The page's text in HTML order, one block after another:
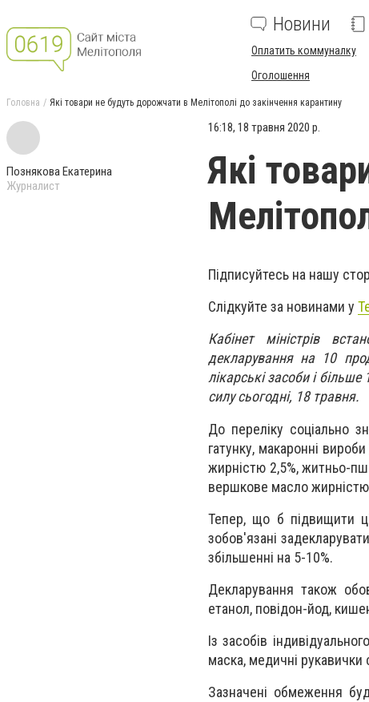
Новини
Оплатить коммуналку
Оголошення
Головна Які товари не будуть дорожчати в Мелітополі до закінчення карантину
Познякова Екатерина
Журналист
16:18, 18 травня 2020 р.
Які
Підписуйтесь на нашу
Слідкуйте за новинами у
Кабінет міністрів
декларування на 10
лікарські засоби і
силу сьогодні, 18 травня.
До переліку соціально
гатунку, макаронні
жирністю 2,5%, житньо-
вершкове масло жирністю
Тепер, що б підвищити
зобов'язані
збільшенні на 5-10%.
Декларування також
етанол, повідон-йод,
Із засобів
маска, медичні рукавички
Зазначені обмеження